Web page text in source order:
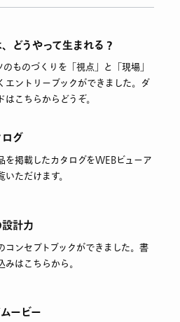
どうやって生まれる？
のものづくりを「視点」と「現場」
エントリーブックができました。ダ
はこちらからどうぞ。
グ
を掲載したカタログをWEBビューア
ただけます。
計力
コンセプトブックができました。書
みはこちらから。
ービー